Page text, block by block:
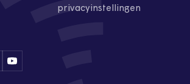
privacyinstellingen